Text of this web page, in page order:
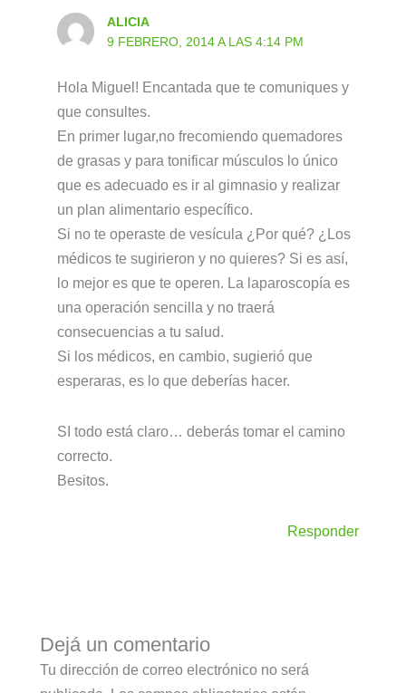
ALICIA
9 FEBRERO, 2014 A LAS 4:14 PM
Hola Miguel! Encantada que te comuniques y
que consultes.
En primer lugar,no frecomiendo quemadores
de grasas y para tonificar músculos lo único
que es adecuado es ir al gimnasio y realizar
un plan alimentario específico.
Si no te operaste de vesícula ¿Por qué? ¿Los
médicos te sugirieron y no quieres? Si es así,
lo mejor es que te operen. La laparoscopía es
una operación sencilla y no traerá
consecuencias a tu salud.
Si los médicos, en cambio, sugierió que
esperaras, es lo que deberías hacer.
SI todo está claro… deberás tomar el camino
correcto.
Besitos.
Responder
Dejá un comentario
Tu dirección de correo electrónico no será